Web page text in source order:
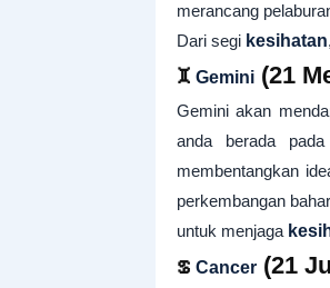
merancang
Dari segi kesihatan
♊ Gemini(21
Gemini akan
anda berada
membentangkan
perkembangan
untuk menjaga
♋ Cancer(21